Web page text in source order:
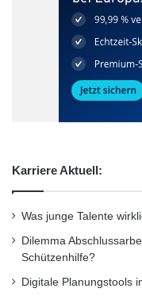
Bachlor-
Karriere Aktuell:
Was junge Talente
Dilemma
Schützenhilfe?
Digitale Planungstools